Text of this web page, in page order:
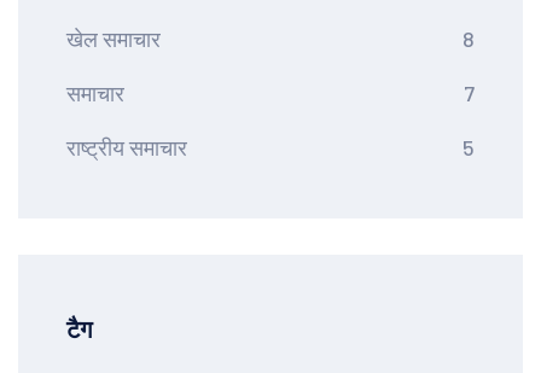
खेल समाचार 8
समाचार 7
राष्ट्रीय समाचार 5
टैग